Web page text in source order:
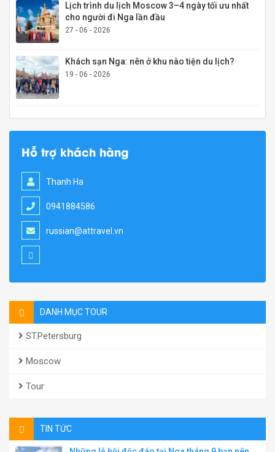
Lịch trình du lịch Moscow 3–4 ngày tối ưu nhất
cho người đi Nga lần đầu
27 - 06 - 2026
Khách sạn Nga: nên ở khu nào tiện du lịch?
19 - 06 - 2026
Hỗ trợ khách hàng
Thanh Ha
0941884586
russian@attravel.vn
DANH MỤC TOUR
ST.Petersburg
Moscow
Tour
TIN TỨC